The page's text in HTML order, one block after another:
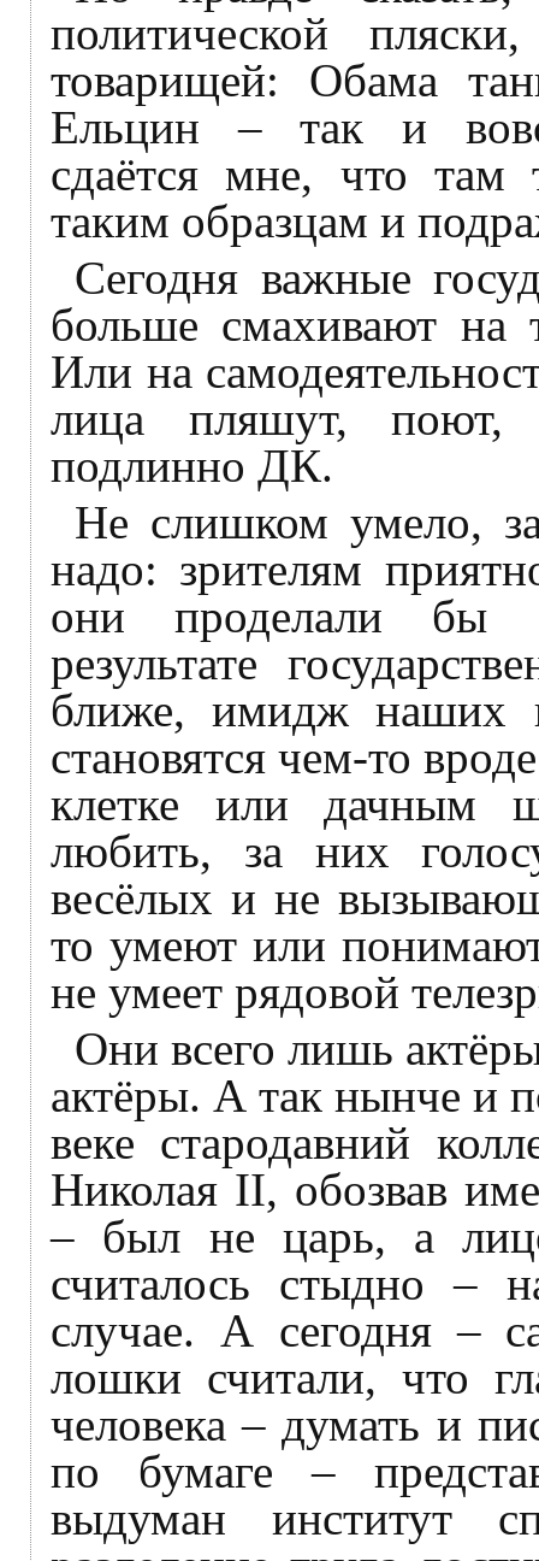
политической
товарищей: Обама
Ельцин – так и
сдаётся мне, что там
таким образцам и
Сегодня важные
больше смахивают на
Или на
лица пляшут, поют,
подлинно ДК.
Не слишком умело,
надо: зрителям
они проделали бы
результате
ближе, имидж наших
становятся чем-то
клетке или дачным
любить, за них
весёлых и не
то умеют или
не умеет рядовой
Они всего лишь
актёры. А так нынче и
веке стародавний
Николая II, обозвав
– был не царь, а
считалось стыдно –
случае. А сегодня –
лошки считали, что
человека – думать и
по бумаге –
выдуман институт